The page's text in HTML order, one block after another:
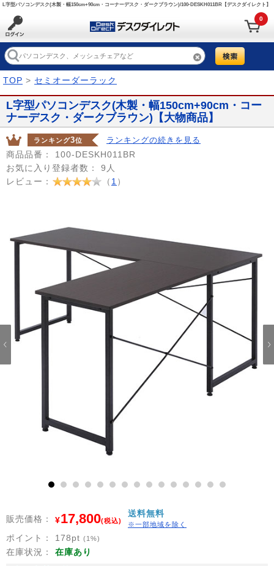
L字型パソコンデスク(木製・幅150cm+90cm・コーナーデスク・ダークブラウン)/100-DESKH011BR【デスクダイレクト】
0
TOP > セミオーダーラック
L字型パソコンデスク(木製・幅150cm+90cm・コー
ナーデスク・ダークブラウン)【大物商品】
ランキング3位 ランキングの続きを見る
商品品番：
100-DESKH011BR
お気に入り登録者数：
9人
レビュー：
（ 1 ）
10 11 12 13 14
販売価格： ¥17,800(税込)
送料無料
※一部地域を除く
ポイント： 178pt (1%)
在庫状況： 在庫あり